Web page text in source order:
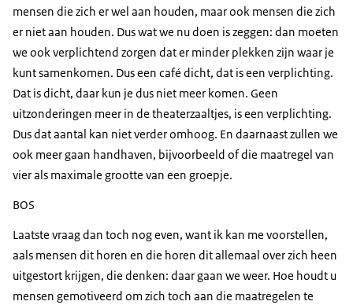
mensen die zich er wel aan houden, maar ook mensen die zich
er niet aan houden. Dus wat we nu doen is zeggen: dan moeten
we ook verplichtend zorgen dat er minder plekken zijn waar je
kunt samenkomen. Dus een café dicht, dat is een verplichting.
Dat is dicht, daar kun je dus niet meer komen. Geen
uitzonderingen meer in de theaterzaaltjes, is een verplichting.
Dus dat aantal kan niet verder omhoog. En daarnaast zullen we
ook meer gaan handhaven, bijvoorbeeld of die maatregel van
vier als maximale grootte van een groepje.
BOS
Laatste vraag dan toch nog even, want ik kan me voorstellen,
aals mensen dit horen en die horen dit allemaal over zich heen
uitgestort krijgen, die denken: daar gaan we weer. Hoe houdt u
mensen gemotiveerd om zich toch aan die maatregelen te